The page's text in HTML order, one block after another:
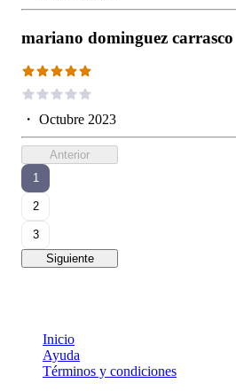
mariano dominguez carrasco
・ Octubre 2023
Anterior
1
2
3
Siguiente
Inicio
Ayuda
Términos y condiciones